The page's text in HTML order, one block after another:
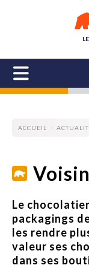
ACCUEIL
Le
packagings
les rendre
valeur ses
dans ses